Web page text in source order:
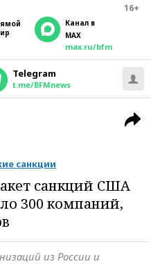
16+
Канал в
MAX
max.ru/bfm
Telegram
t.me/BFMnews
санкции
санкций США
300 компаний,
из России и